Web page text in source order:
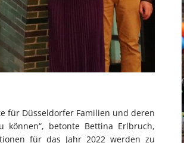
für Düsseldorfer Familien und deren
betonte Bettina Erlbruch,
für das Jahr 2022 werden zu
STIL IN IHREM